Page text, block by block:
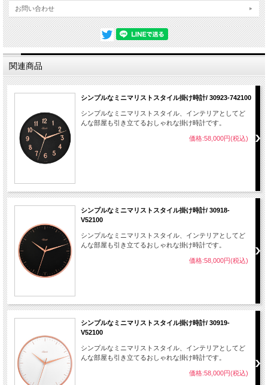
お問い合わせ
関連商品
シンプルなミニマリストスタイル掛け時計/ 30923-742100
シンプルなミニマリストスタイル、インテリアとしてど
んな部屋も引き立てるおしゃれな掛け時計です。
価格:58,000円(税込)
シンプルなミニマリストスタイル掛け時計/ 30918-
V52100
シンプルなミニマリストスタイル、インテリアとしてど
んな部屋も引き立てるおしゃれな掛け時計です。
価格:58,000円(税込)
シンプルなミニマリストスタイル掛け時計/ 30919-
V52100
シンプルなミニマリストスタイル、インテリアとしてど
んな部屋も引き立てるおしゃれな掛け時計です。
価格:58,000円(税込)